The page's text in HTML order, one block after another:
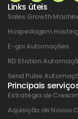
Links úteis
Sales Growth
Hospedagem
E-goi Automações
RD Station
Send Pulse
Principais
Estratégia de
Aquisição de Novos